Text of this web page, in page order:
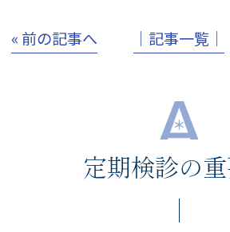
« 前の記事へ │記事一覧│
定期検診の